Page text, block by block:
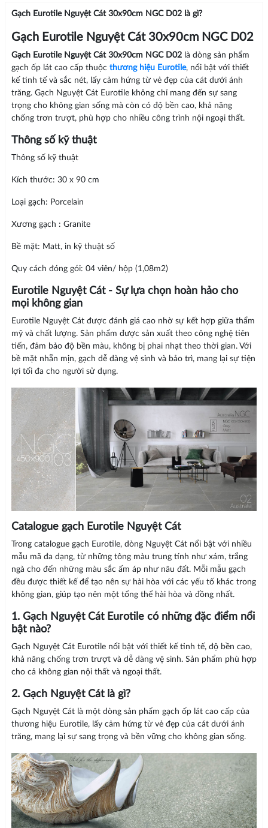
Gạch Eurotile Nguyệt Cát 30x90cm NGC D02 là gì?
Gạch Eurotile Nguyệt Cát 30x90cm NGC D02
Gạch Eurotile Nguyệt Cát 30x90cm NGC D02 là dòng sản phẩm
gạch ốp lát cao cấp thuộc thương hiệu Eurotile, nổi bật với thiết
kế tinh tế và sắc nét, lấy cảm hứng từ vẻ đẹp của cát dưới ánh
trăng. Gạch Nguyệt Cát Eurotile không chỉ mang đến sự sang
trọng cho không gian sống mà còn có độ bền cao, khả năng
chống trơn trượt, phù hợp cho nhiều công trình nội ngoại thất.
Thông số kỹ thuật
Thông số kỹ thuật
Kích thước: 30 x 90 cm
Loại gạch: Porcelain
Xương gạch : Granite
Bề mặt: Matt, in kỹ thuật số
Quy cách đóng gói: 04 viên/ hộp (1,08m2)
Eurotile Nguyệt Cát - Sự lựa chọn hoàn hảo cho
mọi không gian
Eurotile Nguyệt Cát được đánh giá cao nhờ sự kết hợp giữa thẩm
mỹ và chất lượng. Sản phẩm được sản xuất theo công nghệ tiên
tiến, đảm bảo độ bền màu, không bị phai nhạt theo thời gian. Với
bề mặt nhẵn mịn, gạch dễ dàng vệ sinh và bảo trì, mang lại sự tiện
lợi tối đa cho người sử dụng.
Catalogue gạch Eurotile Nguyệt Cát
Trong catalogue gạch Eurotile, dòng Nguyệt Cát nổi bật với nhiều
mẫu mã đa dạng, từ những tông màu trung tính như xám, trắng
ngà cho đến những màu sắc ấm áp như nâu đất. Mỗi mẫu gạch
đều được thiết kế để tạo nên sự hài hòa với các yếu tố khác trong
không gian, giúp tạo nên một tổng thể hài hòa và đồng nhất.
1. Gạch Nguyệt Cát Eurotile có những đặc điểm nổi
bật nào?
Gạch Nguyệt Cát Eurotile nổi bật với thiết kế tinh tế, độ bền cao,
khả năng chống trơn trượt và dễ dàng vệ sinh. Sản phẩm phù hợp
cho cả không gian nội thất và ngoại thất.
2. Gạch Nguyệt Cát là gì?
Gạch Nguyệt Cát là một dòng sản phẩm gạch ốp lát cao cấp của
thương hiệu Eurotile, lấy cảm hứng từ vẻ đẹp của cát dưới ánh
trăng, mang lại sự sang trọng và bền vững cho không gian sống.